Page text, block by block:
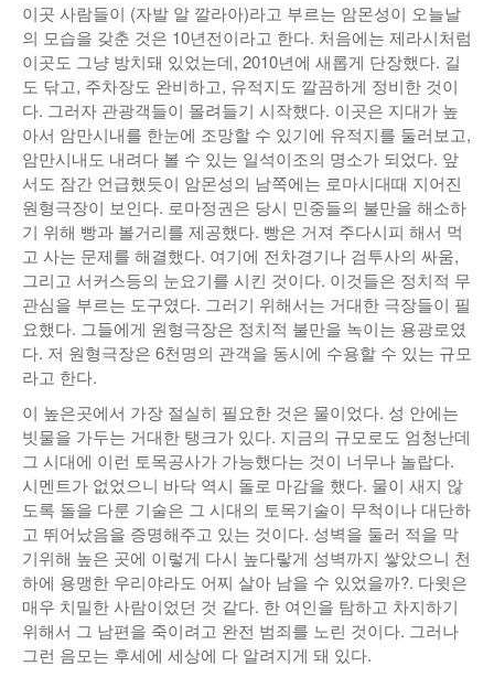
이곳 사람들이 (자발 알 깔라아)라고 부르는 암몬성이 오늘날
의 모습을 갖춘 것은 10년전이라고 한다. 처음에는 제라시처럼
이곳도 그냥 방치돼 있었는데, 2010년에 새롭게 단장했다. 길
도 닦고, 주차장도 완비하고, 유적지도 깔끔하게 정비한 것이
다. 그러자 관광객들이 몰려들기 시작했다. 이곳은 지대가 높
아서 암만시내를 한눈에 조망할 수 있기에 유적지를 둘러보고,
암만시내도 내려다 볼 수 있는 일석이조의 명소가 되었다. 앞
서도 잠간 언급했듯이 암몬성의 남쪽에는 로마시대때 지어진
원형극장이 보인다. 로마정권은 당시 민중들의 불만을 해소하
기 위해 빵과 볼거리를 제공했다. 빵은 거져 주다시피 해서 먹
고 사는 문제를 해결했다. 여기에 전차경기나 검투사의 싸움,
그리고 서커스등의 눈요기를 시킨 것이다. 이것들은 정치적 무
관심을 부르는 도구였다. 그러기 위해서는 거대한 극장들이 필
요했다. 그들에게 원형극장은 정치적 불만을 녹이는 용광로였
다. 저 원형극장은 6천명의 관객을 동시에 수용할 수 있는 규모
라고 한다.
이 높은곳에서 가장 절실히 필요한 것은 물이었다. 성 안에는
빗물을 가두는 거대한 탱크가 있다. 지금의 규모로도 엄청난데
그 시대에 이런 토목공사가 가능했다는 것이 너무나 놀랍다.
시멘트가 없었으니 바닥 역시 돌로 마감을 했다. 물이 새지 않
도록 돌을 다룬 기술은 그 시대의 토목기술이 무척이나 대단하
고 뛰어났음을 증명해주고 있는 것이다. 성벽을 둘러 적을 막
기위해 높은 곳에 이렇게 다시 높다랗게 성벽까지 쌓았으니 천
하에 용맹한 우리야라도 어찌 살아 남을 수 있었을까?. 다윗은
매우 치밀한 사람이었던 것 같다. 한 여인을 탐하고 차지하기
위해서 그 남편을 죽이려고 완전 범죄를 노린 것이다. 그러나
그런 음모는 후세에 세상에 다 알려지게 돼 있다.